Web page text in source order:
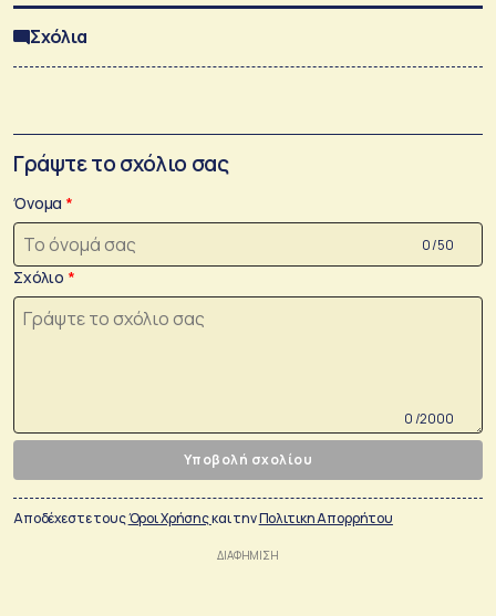
Σχόλια
Γράψτε το σχόλιο σας
Όνομα
0 /50
Σχόλιο
0 /2000
Υποβολή σχολίου
Αποδέχεστε τουςΌροι Χρήσηςκαι τηνΠολιτικη Απορρήτου